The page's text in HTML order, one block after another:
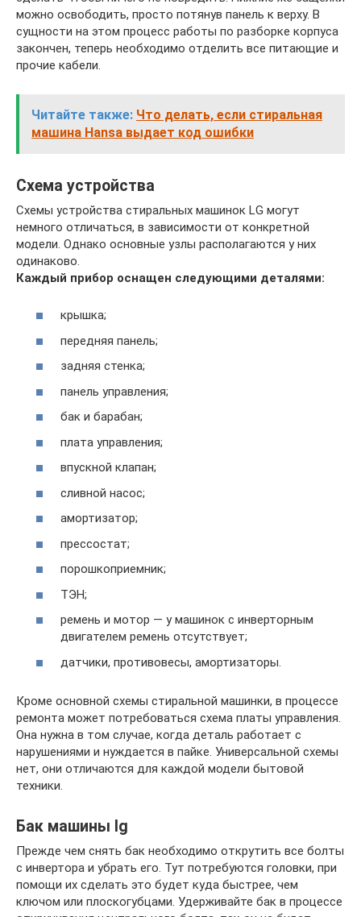
можно освободить, просто потянув панель к верху. В
сущности на этом процесс работы по разборке корпуса
закончен, теперь необходимо отделить все питающие и
прочие кабели.
Читайте также: Что делать, если стиральная
машина Hansa выдает код ошибки
Схема устройства
Схемы устройства стиральных машинок LG могут
немного отличаться, в зависимости от конкретной
модели. Однако основные узлы располагаются у них
одинаково.
Каждый прибор оснащен следующими деталями:
крышка;
передняя панель;
задняя стенка;
панель управления;
бак и барабан;
плата управления;
впускной клапан;
сливной насос;
амортизатор;
прессостат;
порошкоприемник;
ТЭН;
ремень и мотор — у машинок с инверторным
двигателем ремень отсутствует;
датчики, противовесы, амортизаторы.
Кроме основной схемы стиральной машинки, в процессе
ремонта может потребоваться схема платы управления.
Она нужна в том случае, когда деталь работает с
нарушениями и нуждается в пайке. Универсальной схемы
нет, они отличаются для каждой модели бытовой
техники.
Бак машины lg
Прежде чем снять бак необходимо открутить все болты
с инвертора и убрать его. Тут потребуются головки, при
помощи их сделать это будет куда быстрее, чем
ключом или плоскогубцами. Удерживайте бак в процессе